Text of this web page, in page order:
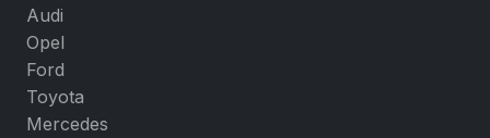
Audi
Opel
Ford
Toyota
Mercedes